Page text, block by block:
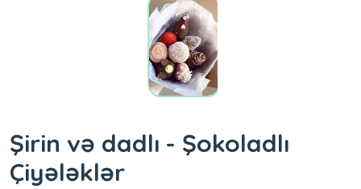
Şirin və dadlı - Şokoladlı
Çiyələklər